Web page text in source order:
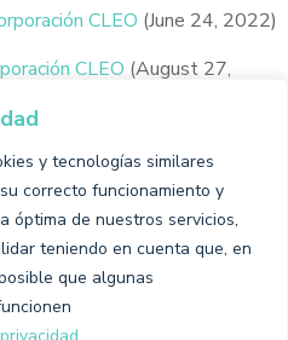
y tecnologías similares
correcto funcionamiento y
óptima de nuestros servicios,
teniendo en cuenta que, en
que algunas
CLEO (June 24, 2022)
CLEO (August 27,
(August 27, 2020)
(August 22, 2020)
Items